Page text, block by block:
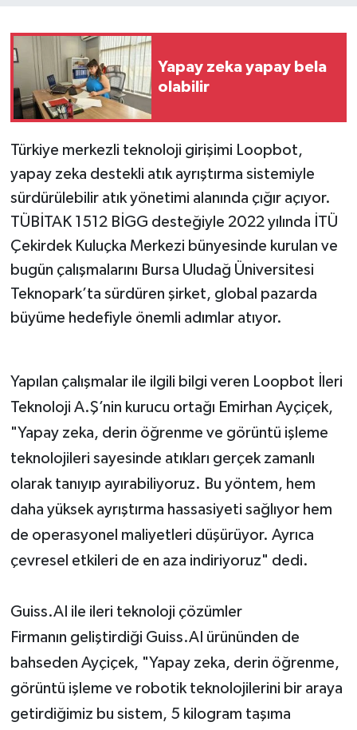
Yapay zeka yapay bela
olabilir
Türkiye merkezli teknoloji girişimi Loopbot,
yapay zeka destekli atık ayrıştırma sistemiyle
sürdürülebilir atık yönetimi alanında çığır açıyor.
TÜBİTAK 1512 BİGG desteğiyle 2022 yılında İTÜ
Çekirdek Kuluçka Merkezi bünyesinde kurulan ve
bugün çalışmalarını Bursa Uludağ Üniversitesi
Teknopark’ta sürdüren şirket, global pazarda
büyüme hedefiyle önemli adımlar atıyor.
Yapılan çalışmalar ile ilgili bilgi veren Loopbot İleri
Teknoloji A.Ş’nin kurucu ortağı Emirhan Ayçiçek,
"Yapay zeka, derin öğrenme ve görüntü işleme
teknolojileri sayesinde atıkları gerçek zamanlı
olarak tanıyıp ayırabiliyoruz. Bu yöntem, hem
daha yüksek ayrıştırma hassasiyeti sağlıyor hem
de operasyonel maliyetleri düşürüyor. Ayrıca
çevresel etkileri de en aza indiriyoruz" dedi.
Guiss.AI ile ileri teknoloji çözümler
Firmanın geliştirdiği Guiss.AI ürününden de
bahseden Ayçiçek, "Yapay zeka, derin öğrenme,
görüntü işleme ve robotik teknolojilerini bir araya
getirdiğimiz bu sistem, 5 kilogram taşıma